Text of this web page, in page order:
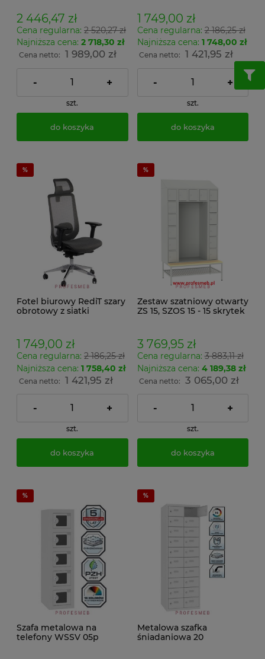
2 446,47 zł
Cena regularna: 2 520,27 zł
Najniższa cena: 2 718,30 zł
Cena netto: 1 989,00 zł
- +
szt.
do koszyka
lędźwiowego
1 749,00 zł
Cena regularna:2 186,25 zł
Najniższa cena: 1 748,00 zł
Cena netto: 1 421,95 zł
- +
szt.
do koszyka
Fotel biurowy RediT szary
obrotowy z siatki
lędźwiowego
1 749,00 zł
Cena regularna: 2 186,25 zł
Najniższa cena: 1 758,40 zł
Cena netto: 1 421,95 zł
- +
szt.
do koszyka
Zestaw szatniowy otwarty
ZS 15, SZOS 15 - 15 skrytek
3 769,95 zł
Cena regularna:3 883,11 zł
Najniższa cena: 4 189,38 zł
Cena netto: 3 065,00 zł
- +
szt.
do koszyka
Szafa metalowa na
telefony WSSV 05p
Metalowa szafka
śniadaniowa 20